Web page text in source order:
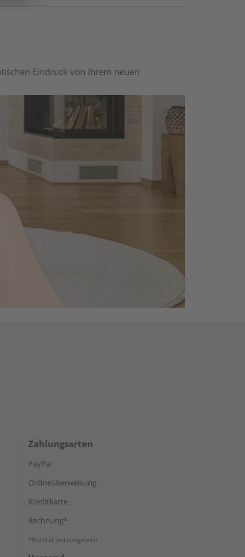
Eindruck von Ihrem neuen
Zahlungsarten
PayPal
Onlineüberweisung
Kreditkarte
Rechnung*
*Bonität vorausgesetzt